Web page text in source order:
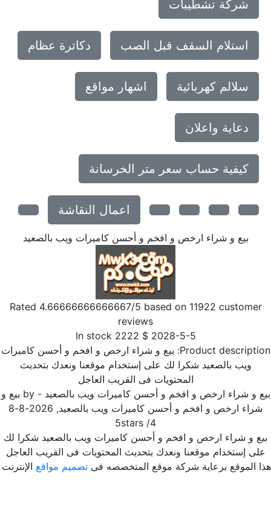
شركة تشطيبات
استلام السقف قبل الصب دكاترة عظام
سلالم كهربائية اشهار مواقع
دعاية واعلان
كيفية حساب سعر متر الخرسانة
اعمال النقاشة
بيع و شراء ارخص و افخم و أحسن كاميرات ويب بالصعيد
Rated4.66666666666667/5 based on11922customer
reviews
2028-5-5
$
2222
In stock
Product بيع و شراء ارخص و افخم و أحسن كاميرات
ويب بالصعيد شكرا لك على إستخدام موقعنا ونعدك بتحديث
المحتويات فى القريب العاجل
و شراء ارخص و افخم و أحسن كاميرات ويب بالصعيد- by
بيع و
شراء ارخص و افخم و أحسن كاميرات ويب بالصعيد,
2026-8-8
/
5stars
و شراء ارخص و افخم و أحسن كاميرات ويب بالصعيد شكرا لك
إستخدام موقعنا ونعدك بتحديث المحتويات فى القريب العاجل
الموقع برعاية شركة موقع المتخصصه فىتصميم مواقعالإنترنت